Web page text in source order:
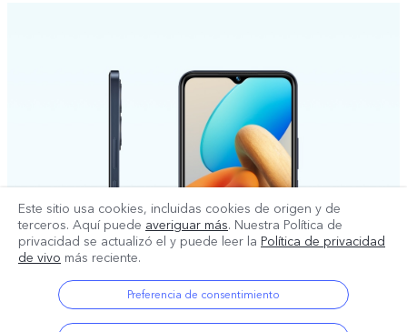
Este sitio usa cookies, incluidas cookies de origen y de
terceros. Aquí puede averiguar más. Nuestra Política de
privacidad se actualizó el y puede leer la Política de privacidad
de vivo más reciente.
Preferencia de consentimiento